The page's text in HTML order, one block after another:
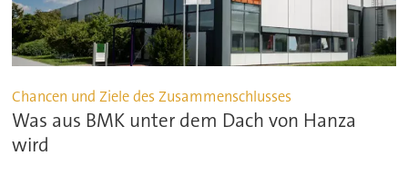
Chancen und Ziele des Zusammenschlusses
Was aus BMK unter dem Dach von Hanza
wird